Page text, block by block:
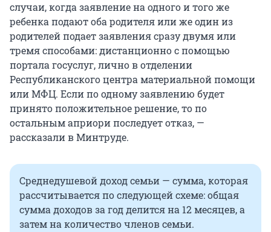
случаи, когда заявление на одного и того же
ребенка подают оба родителя или же один из
родителей подает заявления сразу двумя или
тремя способами: дистанционно с помощью
портала госуслуг, лично в отделении
Республиканского центра материальной помощи
или МФЦ. Если по одному заявлению будет
принято положительное решение, то по
остальным априори последует отказ, —
рассказали в Минтруде.
Среднедушевой доход семьи — сумма, которая
рассчитывается по следующей схеме: общая
сумма доходов за год делится на 12 месяцев, а
затем на количество членов семьи.